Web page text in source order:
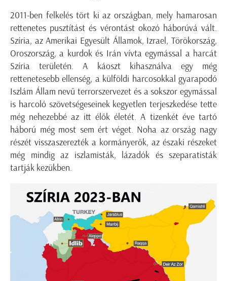
2011-ben felkelés tört ki az országban, mely hamarosan
rettenetes pusztítást és vérontást okozó háborúvá vált.
Szíria, az Amerikai Egyesült Államok, Izrael, Törökország,
Oroszország, a kurdok és Irán vívta egymással a harcát
Szíria területén. A káoszt kihasználva egy még
rettenetesebb ellenség, a külföldi harcosokkal gyarapodó
Iszlám Állam nevű terrorszervezet és a sokszor egymással
is harcoló szövetségeseinek kegyetlen terjeszkedése tette
még nehezebbé az itt élők életét. A tizenkét éve tartó
háború még most sem ért véget. Noha az ország nagy
részét visszaszerezték a kormányerők, az északi részeket
még mindig az iszlamisták, lázadók és szeparatisták
tartják kezükben.